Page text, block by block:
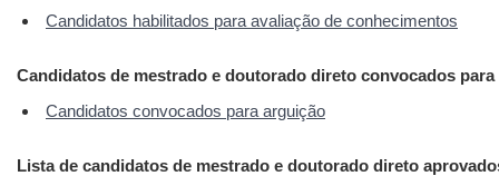
Candidatos habilitados para avaliação de conhecimentos
Candidatos de mestrado e doutorado direto convocados
Candidatos convocados para arguição
Lista de candidatos de mestrado e doutorado direto